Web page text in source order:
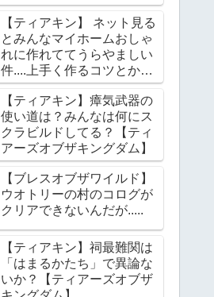
ダム】
【ティアキン】 ネット見る
とみんなマイホームおしゃ
れに作れててうらやましい
件....上手く作るコツとかあ
る？【ティアーズオブザキ
ングダム】
【ティアキン】瘴気武器の
使い道は？みんなは何にス
クラビルドしてる？【ティ
アーズオブザキングダム】
【ブレスオブザワイルド】
ウオトリーの村のコログが
クリアできないんだが.....
【ティアキン】祠最難関は
「はまるかたち」で異論な
いか？【ティアーズオブザ